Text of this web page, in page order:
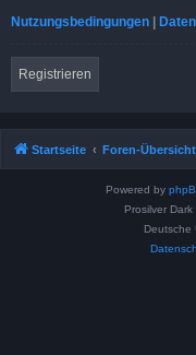
Nutzungsbedingungen |
Registrieren
Startseite Foren-Übersicht
Powered by
Prosilver
Deutsche